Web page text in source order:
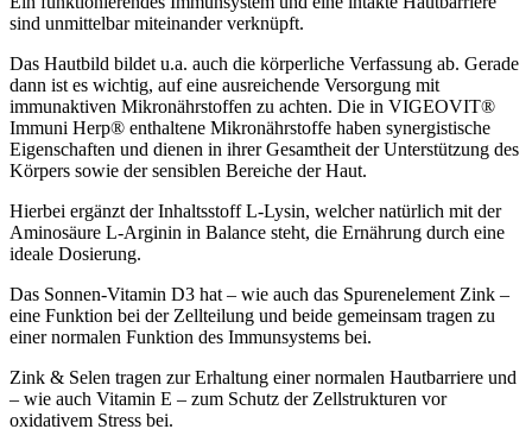
sind unmittelbar miteinander verknüpft.
Das Hautbild bildet u.a. auch die körperliche Verfassung ab. Gerade
dann ist es wichtig, auf eine ausreichende Versorgung mit
immunaktiven Mikronährstoffen zu achten. Die in VIGEOVIT®
Immuni Herp® enthaltene Mikronährstoffe haben synergistische
Eigenschaften und dienen in ihrer Gesamtheit der Unterstützung des
Körpers sowie der sensiblen Bereiche der Haut.
Hierbei ergänzt der Inhaltsstoff L-Lysin, welcher natürlich mit der
Aminosäure L-Arginin in Balance steht, die Ernährung durch eine
ideale Dosierung.
Das Sonnen-Vitamin D3 hat – wie auch das Spurenelement Zink –
eine Funktion bei der Zellteilung und beide gemeinsam tragen zu
einer normalen Funktion des Immunsystems bei.
Zink & Selen tragen zur Erhaltung einer normalen Hautbarriere und
– wie auch Vitamin E – zum Schutz der Zellstrukturen vor
oxidativem Stress bei.